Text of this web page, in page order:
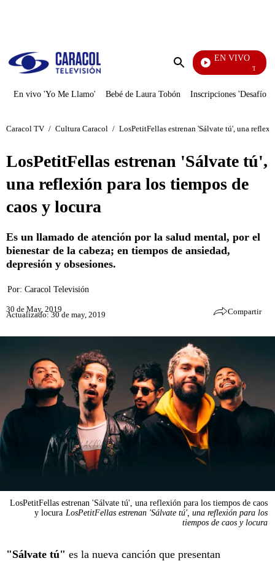
Enviar
EN VIVO
También
En vivo 'Yo Me Llamo' Bebé de Laura Tobón Inscripciones 'Desafío'
Caracol TV / Cultura Caracol / LosPetitFellas estrenan 'Sálvate tú', una
LosPetitFellas estrenan 'Sálvate tú',
una reflexión para los tiempos de
caos y locura
Es un llamado de atención por la salud mental, por el
bienestar de la cabeza; en tiempos de ansiedad,
depresión y obsesiones.
Por: Caracol Televisión
30 de May, 2019
Actualizado: 30 de may, 2019 Compartir
LosPetitFellas estrenan 'Sálvate tú', una reflexión para los tiempos de caos
y locura LosPetitFellas estrenan 'Sálvate tú', una reflexión para los
tiempos de caos y locura
"Sálvate tú" es la nueva canción que presentan